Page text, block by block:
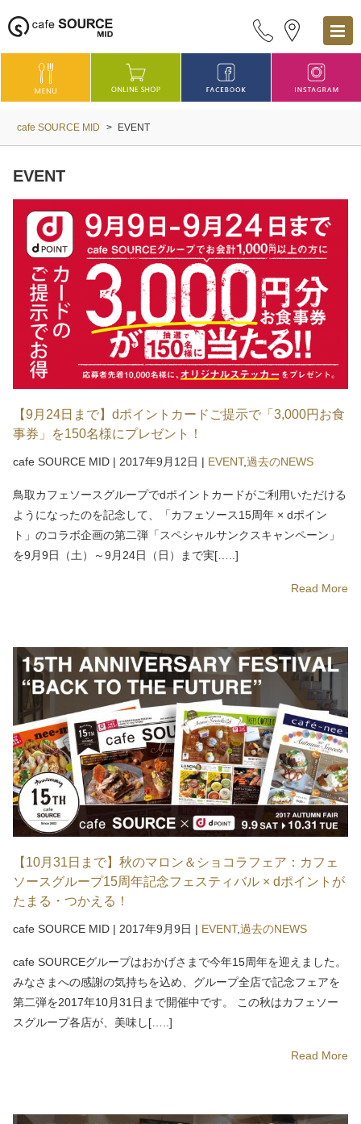
cafe SOURCE MID > EVENT
EVENT
【9月24日まで】dポイントカードご提示で「3,000円お食
事券」を150名様にプレゼント！
cafe SOURCE MID | 2017年9月12日 | EVENT,過去のNEWS
鳥取カフェソースグループでdポイントカードがご利用いただける
ようになったのを記念して、「カフェソース15周年 × dポイン
ト」のコラボ企画の第二弾「スペシャルサンクスキャンペーン」
を9月9日（土）～9月24日（日）まで実[…..]
Read More
【10月31日まで】秋のマロン＆ショコラフェア：カフェ
ソースグループ15周年記念フェスティバル × dポイントが
たまる・つかえる！
cafe SOURCE MID | 2017年9月9日 | EVENT,過去のNEWS
cafe SOURCEグループはおかげさまで今年15周年を迎えました。
みなさまへの感謝の気持ちを込め、グループ全店で記念フェアを
第二弾を2017年10月31日まで開催中です。 この秋はカフェソー
スグループ各店が、美味し[…..]
Read More